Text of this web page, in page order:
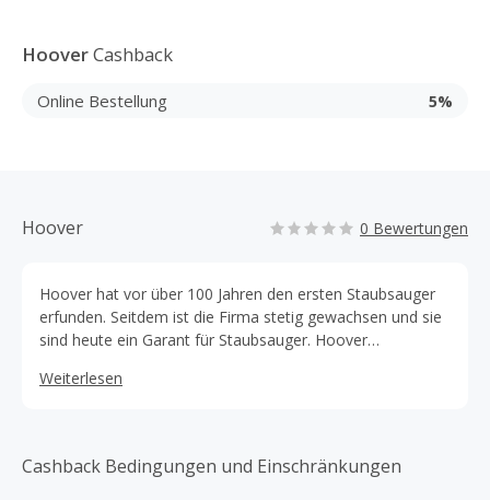
HooverCashback
Online Bestellung 5%
Hoover 0 Bewertungen
Hoover hat vor über 100 Jahren den ersten Staubsauger
erfunden. Seitdem ist die Firma stetig gewachsen und sie
sind heute ein Garant für Staubsauger. Hoover
vertrauen kannst, wenn es um moderne, zuverlässige,
Produkte und einen ausgezeichneten Service.
Weiterlesen
Cashback Bedingungen und Einschränkungen